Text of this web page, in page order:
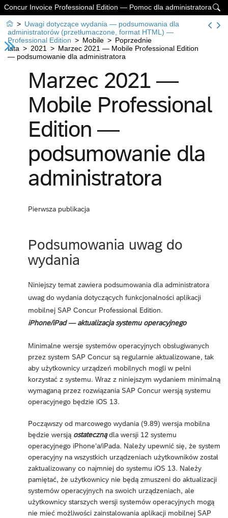

Concur Invoice Professional Edition — Pomoc dla administratora
 > Uwagi dotyczące wydania — podsumowania dla
administratorów (przetłumaczone, format HTML) —
Professional Edition > Mobile > Poprzednie
lata > 2021 > Marzec 2021 — Mobile Professional Edition
— podsumowanie dla administratora
Marzec 2021 —
Mobile Professional
Edition —
podsumowanie dla
administratora
Pierwsza publikacja
Podsumowania uwag do
wydania
Niniejszy temat zawiera podsumowania dla administratora
uwag do wydania dotyczących funkcjonalności aplikacji
mobilnej SAP Concur Professional Edition.
iPhone/iPad — aktualizacja systemu operacyjnego
Minimalne wersje systemów operacyjnych obsługiwanych
przez system SAP Concur są regularnie aktualizowane, tak
aby użytkownicy urządzeń mobilnych mogli w pełni
korzystać z systemu. Wraz z niniejszym wydaniem minimalną
wymaganą przez rozwiązania SAP Concur wersją systemu
operacyjnego będzie iOS 13.
Począwszy od marcowego wydania (9.89) wersja mobilna
będzie wersją ostatecznądla wersji 12 systemu
operacyjnego iPhone’a/iPada. Należy upewnić się, że system
operacyjny na wszystkich urządzeniach użytkowników został
zaktualizowany co najmniej do systemu iOS 13. Należy
pamiętać, że użytkownicy nie będą zmuszeni do aktualizacji
systemów operacyjnych na swoich urządzeniach, ale
użytkownicy starszych wersji systemów operacyjnych mogą
nie mieć możliwości zainstalowania aplikacji mobilnej SAP